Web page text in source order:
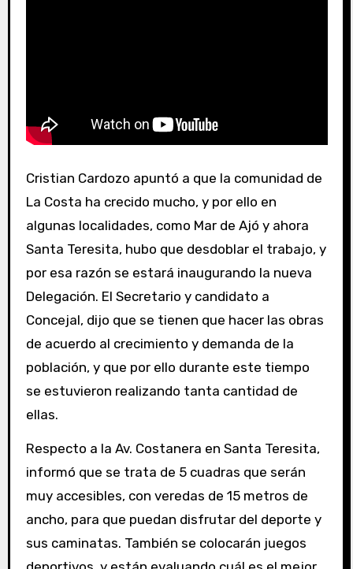
Cristian Cardozo apuntó a que la comunidad de
La Costa ha crecido mucho, y por ello en
algunas localidades, como Mar de Ajó y ahora
Santa Teresita, hubo que desdoblar el trabajo, y
por esa razón se estará inaugurando la nueva
Delegación. El Secretario y candidato a
Concejal, dijo que se tienen que hacer las obras
de acuerdo al crecimiento y demanda de la
población, y que por ello durante este tiempo
se estuvieron realizando tanta cantidad de
ellas.
Respecto a la Av. Costanera en Santa Teresita,
informó que se trata de 5 cuadras que serán
muy accesibles, con veredas de 15 metros de
ancho, para que puedan disfrutar del deporte y
sus caminatas. También se colocarán juegos